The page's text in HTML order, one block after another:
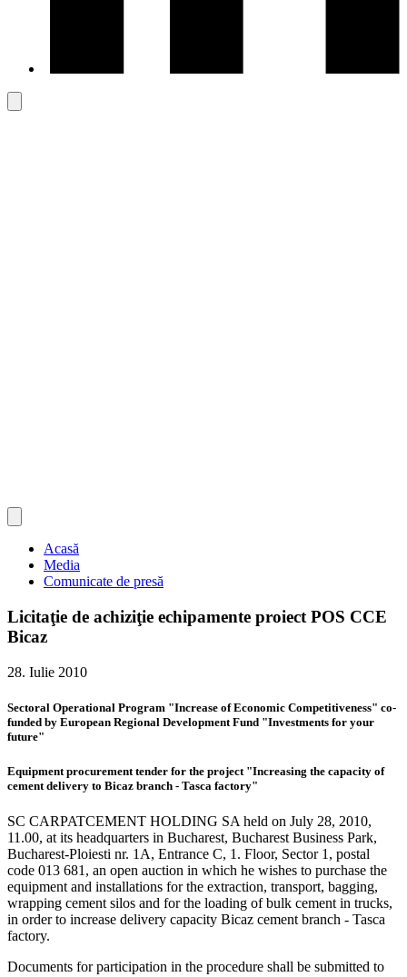
Acasă
Media
Comunicate de presă
Licitaţie de achiziţie echipamente proiect POS CCE
Bicaz
28. Iulie 2010
Sectoral Operational Program "Increase of Economic Competitiveness" co-
funded by European Regional Development Fund "Investments for your
future"
Equipment procurement tender for the project "Increasing the capacity of
cement delivery to Bicaz branch - Tasca factory"
SC CARPATCEMENT HOLDING SA held on July 28, 2010,
11.00, at its headquarters in Bucharest, Bucharest Business Park,
Bucharest-Ploiesti nr. 1A, Entrance C, 1. Floor, Sector 1, postal
code 013 681, an open auction in which he wishes to purchase the
equipment and installations for the extraction, transport, bagging,
wrapping cement silos and for the loading of bulk cement in trucks,
in order to increase delivery capacity Bicaz cement branch - Tasca
factory.
Documents for participation in the procedure shall be submitted to